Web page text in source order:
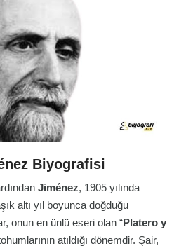
Biyografisi
Jiménez, 1905 yılında
altı yıl boyunca doğduğu
onun en ünlü eseri olan “Platero y
atıldığı dönemdir. Şair,